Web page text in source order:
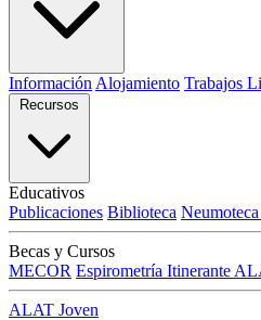
Información Alojamiento Trabajos
Recursos
Educativos
Publicaciones Biblioteca Neumoteca
Becas y Cursos
MECOR Espirometría Itinerante
ALAT Joven